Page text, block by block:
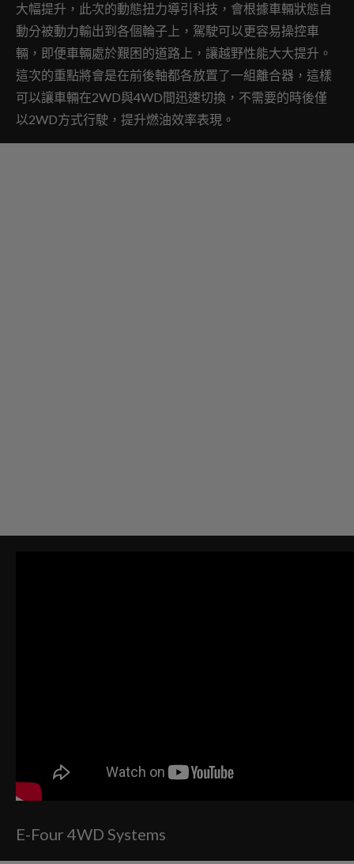
大幅提升，此次的動態扭力導引科技，會根據車輛狀態自
動分被動力輸出到各個輪子上，駕駛可以更容易操控車
輛，即便車輛處於艱困的道路上，讓越野性能大大提升。
這次的重點將會是在前後軸都各放置了一組離合器，這樣
可以讓車輛在2WD與4WD間迅速切換，不需要的時後僅
以2WD方式行駛，提升燃油效率表現。
E-Four 4WD Systems